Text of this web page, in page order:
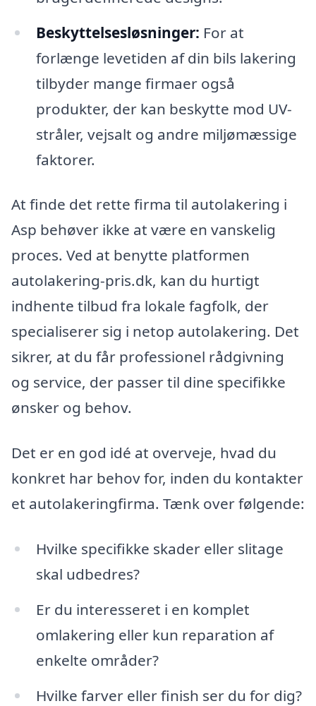
Beskyttelsesløsninger: For at
forlænge levetiden af din bils lakering
tilbyder mange firmaer også
produkter, der kan beskytte mod UV-
stråler, vejsalt og andre miljømæssige
faktorer.
At finde det rette firma til autolakering i
Asp behøver ikke at være en vanskelig
proces. Ved at benytte platformen
autolakering-pris.dk, kan du hurtigt
indhente tilbud fra lokale fagfolk, der
specialiserer sig i netop autolakering. Det
sikrer, at du får professionel rådgivning
og service, der passer til dine specifikke
ønsker og behov.
Det er en god idé at overveje, hvad du
konkret har behov for, inden du kontakter
et autolakeringfirma. Tænk over følgende:
Hvilke specifikke skader eller slitage
skal udbedres?
Er du interesseret i en komplet
omlakering eller kun reparation af
enkelte områder?
Hvilke farver eller finish ser du for dig?